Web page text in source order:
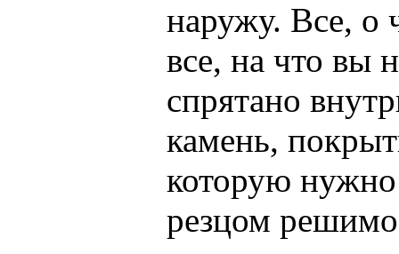
наружу. Все, о
все, на что вы
спрятано
камень,
которую нужно
резцом